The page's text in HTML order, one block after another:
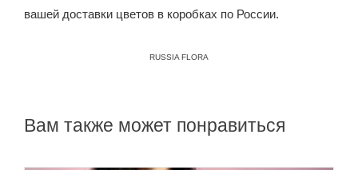
вашей доставки цветов в коробках по России.
RUSSIA FLORA
Вам также может понравиться